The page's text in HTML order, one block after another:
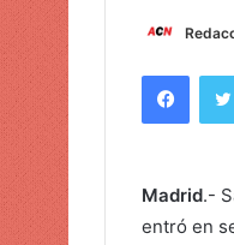
Madrid.-
entró en